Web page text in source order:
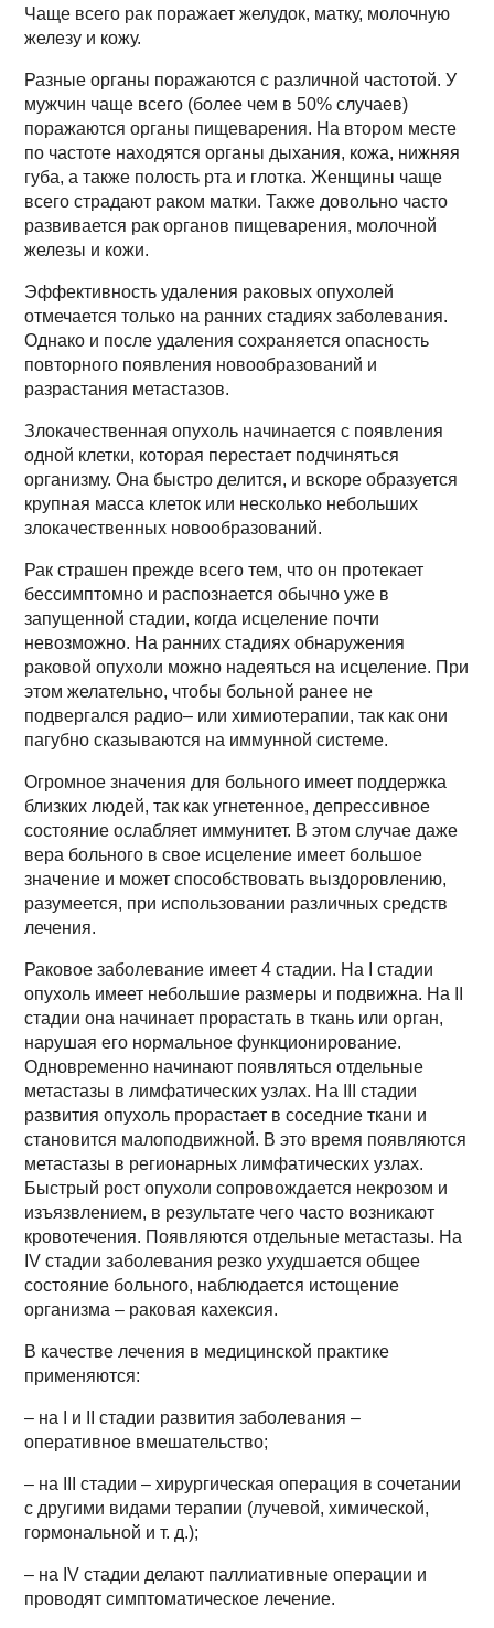
Чаще всего рак поражает желудок, матку, молочную
железу и кожу.
Разные органы поражаются с различной частотой. У
мужчин чаще всего (более чем в 50% случаев)
поражаются органы пищеварения. На втором месте
по частоте находятся органы дыхания, кожа, нижняя
губа, а также полость рта и глотка. Женщины чаще
всего страдают раком матки. Также довольно часто
развивается рак органов пищеварения, молочной
железы и кожи.
Эффективность удаления раковых опухолей
отмечается только на ранних стадиях заболевания.
Однако и после удаления сохраняется опасность
повторного появления новообразований и
разрастания метастазов.
Злокачественная опухоль начинается с появления
одной клетки, которая перестает подчиняться
организму. Она быстро делится, и вскоре образуется
крупная масса клеток или несколько небольших
злокачественных новообразований.
Рак страшен прежде всего тем, что он протекает
бессимптомно и распознается обычно уже в
запущенной стадии, когда исцеление почти
невозможно. На ранних стадиях обнаружения
раковой опухоли можно надеяться на исцеление. При
этом желательно, чтобы больной ранее не
подвергался радио– или химиотерапии, так как они
пагубно сказываются на иммунной системе.
Огромное значения для больного имеет поддержка
близких людей, так как угнетенное, депрессивное
состояние ослабляет иммунитет. В этом случае даже
вера больного в свое исцеление имеет большое
значение и может способствовать выздоровлению,
разумеется, при использовании различных средств
лечения.
Раковое заболевание имеет 4 стадии. На I стадии
опухоль имеет небольшие размеры и подвижна. На II
стадии она начинает прорастать в ткань или орган,
нарушая его нормальное функционирование.
Одновременно начинают появляться отдельные
метастазы в лимфатических узлах. На III стадии
развития опухоль прорастает в соседние ткани и
становится малоподвижной. В это время появляются
метастазы в регионарных лимфатических узлах.
Быстрый рост опухоли сопровождается некрозом и
изъязвлением, в результате чего часто возникают
кровотечения. Появляются отдельные метастазы. На
IV стадии заболевания резко ухудшается общее
состояние больного, наблюдается истощение
организма – раковая кахексия.
В качестве лечения в медицинской практике
применяются:
– на I и II стадии развития заболевания –
оперативное вмешательство;
– на III стадии – хирургическая операция в сочетании
с другими видами терапии (лучевой, химической,
гормональной и т. д.);
– на IV стадии делают паллиативные операции и
проводят симптоматическое лечение.